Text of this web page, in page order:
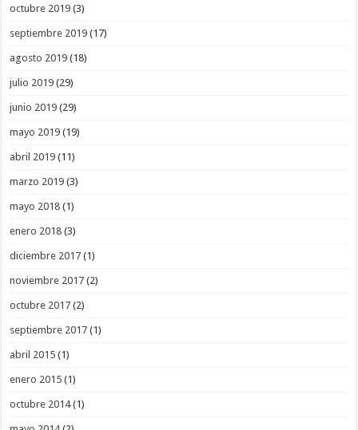
octubre 2019 (3)
septiembre 2019 (17)
agosto 2019 (18)
julio 2019 (29)
junio 2019 (29)
mayo 2019 (19)
abril 2019 (11)
marzo 2019 (3)
mayo 2018 (1)
enero 2018 (3)
diciembre 2017 (1)
noviembre 2017 (2)
octubre 2017 (2)
septiembre 2017 (1)
abril 2015 (1)
enero 2015 (1)
octubre 2014(1)